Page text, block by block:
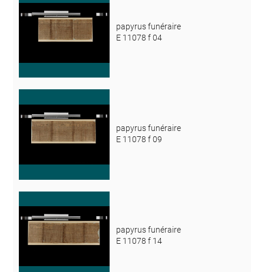
papyrus funéraire
E 11078 f 04
papyrus funéraire
E 11078 f 09
papyrus funéraire
E 11078 f 14